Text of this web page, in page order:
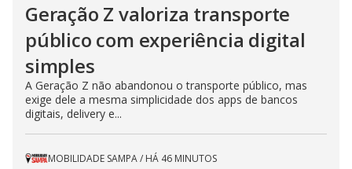
Geração Z valoriza transporte
público com experiência digital
simples
A Geração Z não abandonou o transporte público, mas
exige dele a mesma simplicidade dos apps de bancos
digitais, delivery e...
MOBILIDADE SAMPA/ HÁ 46 MINUTOS